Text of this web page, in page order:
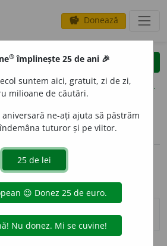
savings Donează
clear
opțiuni
® împlinește 25 de ani 🎉
suntem aici, gratuit, zi de zi,
milioane de căutări.
ne-ați ajuta să păstrăm
tuturor și pe viitor.